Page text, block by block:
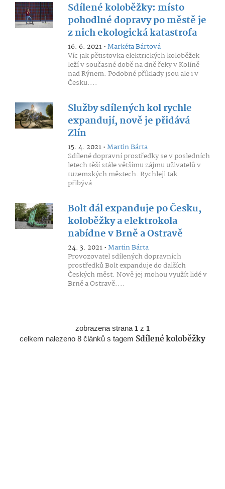
Sdílené koloběžky: místo
pohodlné dopravy po městě je
z nich ekologická katastrofa
16. 6. 2021 •Markéta Bártová
Víc jak pětistovka elektrických koloběžek
leží v současné době na dně řeky v Kolíně
nad Rýnem. Podobné příklady jsou ale i v
Česku....
Služby sdílených kol rychle
expandují, nově je přidává
Zlín
15. 4. 2021 •Martin Bárta
Sdílené dopravní prostředky se v posledních
letech těší stále většímu zájmu uživatelů v
tuzemských městech. Rychleji tak
přibývá...
Bolt dál expanduje po Česku,
koloběžky a elektrokola
nabídne v Brně a Ostravě
24. 3. 2021 •Martin Bárta
Provozovatel sdílených dopravních
prostředků Bolt expanduje do dalších
Českých měst. Nově jej mohou využít lidé v
Brně a Ostravě....
zobrazena strana1z 1
celkem nalezeno 8 článků s tagem Sdílené koloběžky